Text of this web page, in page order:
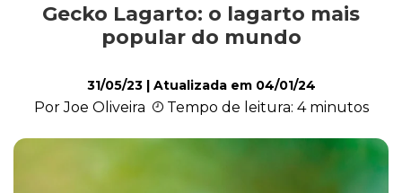
Exóticos e Silvestres
Mamíferos
Gecko Lagarto: o lagarto mais
popular do mundo
31/05/23| Atualizada em 04/01/24
Por Joe Oliveira Tempo de leitura: 4 minutos